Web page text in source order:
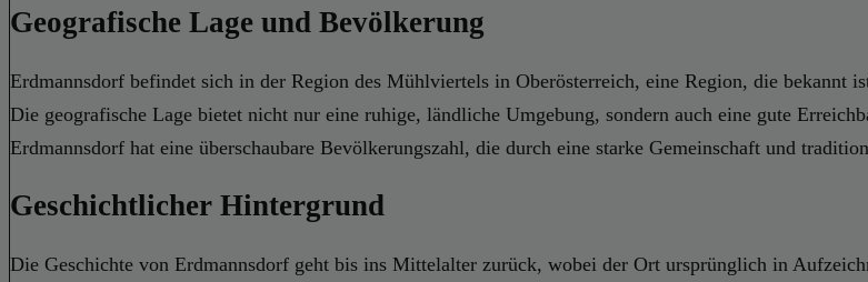
Geografische Lage und Bevölkerung
Erdmannsdorf befindet sich in der Region des Mühlviertels in Oberösterreich, eine Region, die bekannt
Die geografische Lage bietet nicht nur eine ruhige, ländliche Umgebung, sondern auch eine gute
Erdmannsdorf hat eine überschaubare Bevölkerungszahl, die durch eine starke Gemeinschaft und
Geschichtlicher Hintergrund
Die Geschichte von Erdmannsdorf geht bis ins Mittelalter zurück, wobei der Ort ursprünglich in